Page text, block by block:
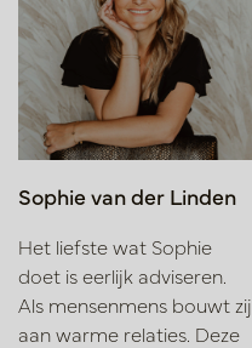
Sophie van der Linden
Het liefste wat Sophie
doet is eerlijk adviseren.
Als mensenmens bouwt zij
aan warme relaties. Deze